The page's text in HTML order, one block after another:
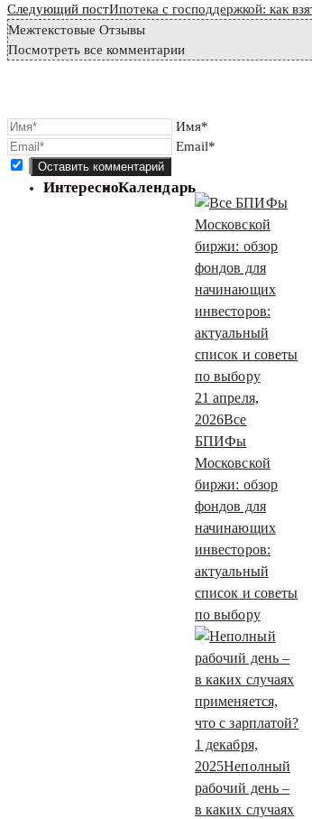
Следующий постИпотека с господдержкой: как
Межтекстовые Отзывы
Посмотреть все комментарии
Имя*
Email*
ИнтересноКалендарь
21 апреля,
2026Все
БПИФы
Московской
биржи: обзор
фондов для
начинающих
инвесторов:
актуальный
список и советы
по выбору
1 декабря,
2025Неполный
рабочий день –
в каких случаях